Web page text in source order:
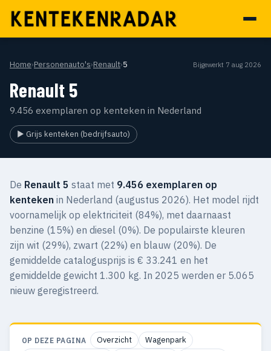
Home›Personenauto's›Renault›5 Bijgewerkt 7 aug 2026
Renault 5
9.456 exemplaren op kenteken in Nederland
▶ Grijs kenteken (bedrijfsauto)
De Renault 5 staat met 9.456 exemplaren op
kenteken in Nederland (augustus 2026). Het model rijdt
voornamelijk op elektriciteit (84%), met daarnaast
benzine (15%) en diesel (0%). De populairste kleuren
zijn wit (29%), zwart (22%) en blauw (20%). De
gemiddelde catalogusprijs is € 33.241 en het
gemiddelde gewicht 1.300 kg. In 2025 werden er 5.065
nieuw geregistreerd.
OP DEZE PAGINA Overzicht
Wagenpark